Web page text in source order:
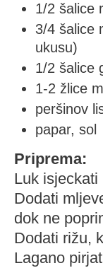
1/2 šalice
3/4 šalice
ukusu)
1/2 šalice
1-2 žlice
peršinov
papar, sol
Priprema:
Luk
Dodati
dok ne
Dodati rižu,
Lagano